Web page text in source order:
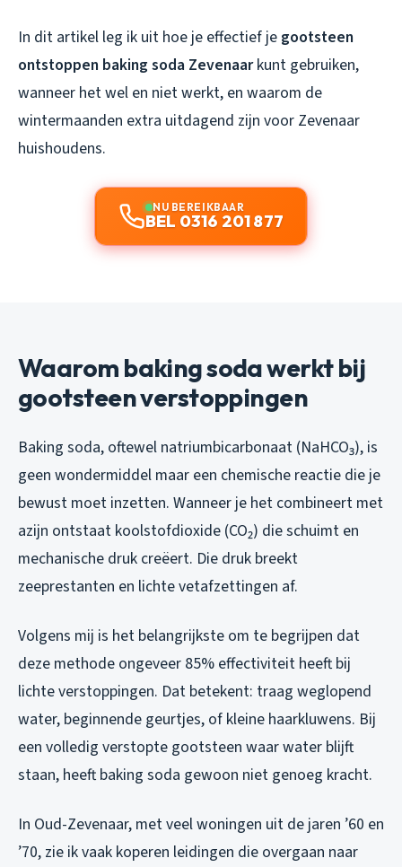
In dit artikel leg ik uit hoe je effectief je gootsteen
ontstoppen baking soda Zevenaarkunt gebruiken,
wanneer het wel en niet werkt, en waarom de
wintermaanden extra uitdagend zijn voor Zevenaar
huishoudens.
NU BEREIKBAAR
BEL 0316 201 877
Waarom baking soda werkt bij
gootsteen verstoppingen
Baking soda, oftewel natriumbicarbonaat (NaHCO₃), is
geen wondermiddel maar een chemische reactie die je
bewust moet inzetten. Wanneer je het combineert met
azijn ontstaat koolstofdioxide (CO₂) die schuimt en
mechanische druk creëert. Die druk breekt
zeeprestanten en lichte vetafzettingen af.
Volgens mij is het belangrijkste om te begrijpen dat
deze methode ongeveer 85% effectiviteit heeft bij
lichteverstoppingen. Dat betekent: traag weglopend
water, beginnende geurtjes, of kleine haarkluwens. Bij
een volledig verstopte gootsteen waar water blijft
staan, heeft baking soda gewoon niet genoeg kracht.
In Oud-Zevenaar, met veel woningen uit de jaren ’60 en
’70, zie ik vaak koperen leidingen die overgaan naar